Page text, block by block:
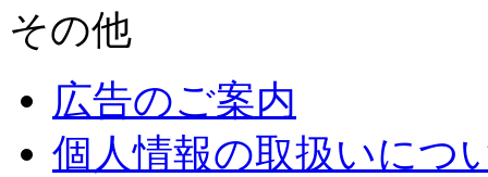
その他
広告のご案内
個人情報の取扱いにつ